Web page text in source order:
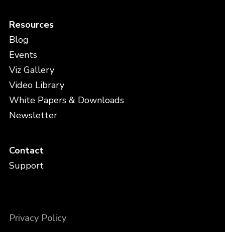
Resources
Blog
Events
Viz Gallery
Video Library
White Papers & Downloads
Newsletter
Contact
Support
Privacy Policy